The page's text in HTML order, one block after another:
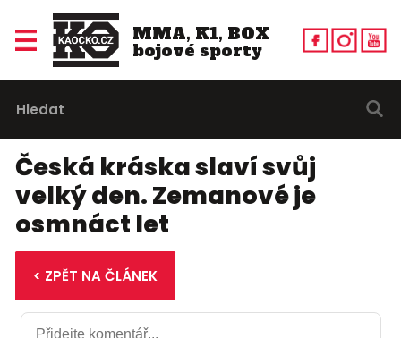
MMA, K1, BOX
bojové sporty
Česká kráska slaví svůj
velký den. Zemanové je
osmnáct let
< ZPĚT NA ČLÁNEK